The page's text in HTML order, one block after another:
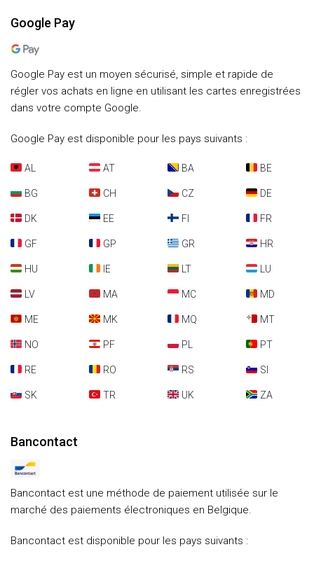
Google Pay
Google Pay est un moyen sécurisé, simple et rapide de
régler vos achats en ligne en utilisant les cartes enregistrées
dans votre compte Google.
Google Pay est disponible pour les pays suivants :
AL AT BA BE
BG CH CZ DE
DK EE FI FR
GF GP GR HR
HU IE LT LU
LV MA MC MD
ME MK MQ MT
NO PF PL PT
RE RO RS SI
SK TR UK ZA
Bancontact
Bancontact est une méthode de paiement utilisée sur le
marché des paiements électroniques en Belgique.
Bancontact est disponible pour les pays suivants :